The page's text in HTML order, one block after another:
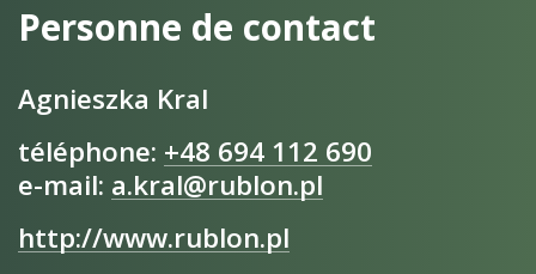
Personne de contact
Agnieszka Kral
téléphone: +48 694 112 690
e-mail: a.kral@rublon.pl
http://www.rublon.pl